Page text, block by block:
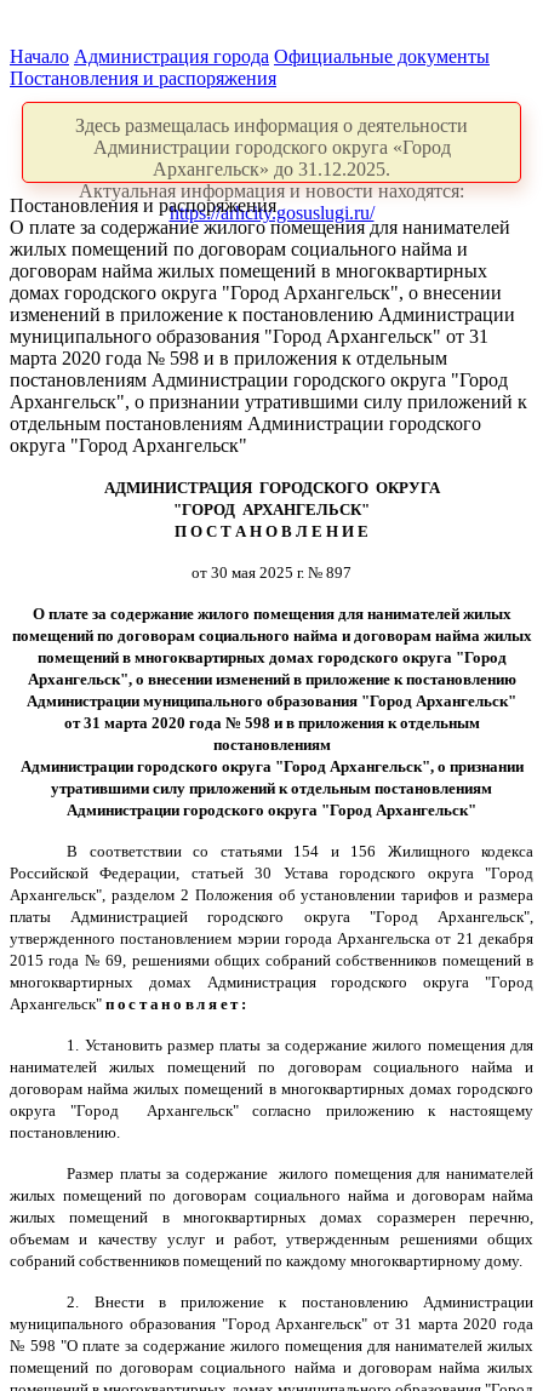
Начало Администрация города Официальные документы
Постановления и распоряжения
Здесь размещалась информация о деятельности
Администрации городского округа «Город
Архангельск» до 31.12.2025.
Актуальная информация и новости находятся:
https://arhcity.gosuslugi.ru/
Постановления и распоряжения
О плате за содержание жилого помещения для нанимателей
жилых помещений по договорам социального найма и
договорам найма жилых помещений в многоквартирных
домах городского округа "Город Архангельск", о внесении
изменений в приложение к постановлению Администрации
муниципального образования "Город Архангельск" от 31
марта 2020 года № 598 и в приложения к отдельным
постановлениям Администрации городского округа "Город
Архангельск", о признании утратившими силу приложений к
отдельным постановлениям Администрации городского
округа "Город Архангельск"
АДМИНИСТРАЦИЯ ГОРОДСКОГО ОКРУГА
"ГОРОД АРХАНГЕЛЬСК"
П О С Т А Н О В Л Е Н И Е
от 30 мая 2025 г. № 897
О плате за содержание жилого помещения для нанимателей жилых
помещений по договорам социального найма и договорам найма жилых
помещений в многоквартирных домах городского округа "Город
Архангельск", о внесении изменений в приложение к постановлению
Администрации муниципального образования "Город Архангельск"
от 31 марта 2020 года № 598 и в приложения к отдельным
постановлениям
Администрации городского округа "Город Архангельск", о признании
утратившими силу приложений к отдельным постановлениям
Администрации городского округа "Город Архангельск"
В соответствии со статьями 154 и 156 Жилищного кодекса
Российской Федерации, статьей 30 Устава городского округа "Город
Архангельск", разделом 2 Положения об установлении тарифов и размера
платы Администрацией городского округа "Город Архангельск",
утвержденного постановлением мэрии города Архангельска от 21 декабря
2015 года № 69, решениями общих собраний собственников помещений в
многоквартирных домах Администрация городского округа "Город
Архангельск" постановляет:
1. Установить размер платы за содержание жилого помещения для
нанимателей жилых помещений по договорам социального найма и
договорам найма жилых помещений в многоквартирных домах городского
округа "Город Архангельск" согласно приложению к настоящему
постановлению.
Размер платы за содержание жилого помещения для нанимателей
жилых помещений по договорам социального найма и договорам найма
жилых помещений в многоквартирных домах соразмерен перечню,
объемам и качеству услуг и работ, утвержденным решениями общих
собраний собственников помещений по каждому многоквартирному дому.
2. Внести в приложение к постановлению Администрации
муниципального образования "Город Архангельск" от 31 марта 2020 года
№ 598 "О плате за содержание жилого помещения для нанимателей жилых
помещений по договорам социального найма и договорам найма жилых